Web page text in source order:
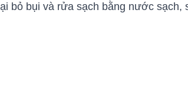
bỏ bụi và rửa sạch bằng nước sạch,